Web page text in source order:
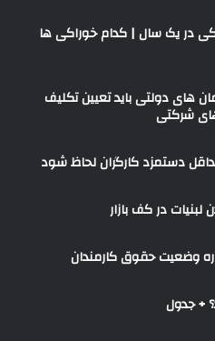
خوراکی در یک سال | کدام خوراکی‌ ها
های دولتی باید تعیین تکلیف
شرکتی
حداقل دستمزد کارگران لحاظ شود
در کف بازار
وضعیت حقوق کارمندان